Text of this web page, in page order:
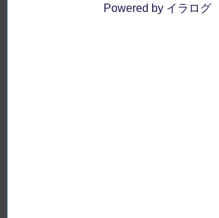
Powered by イラログ